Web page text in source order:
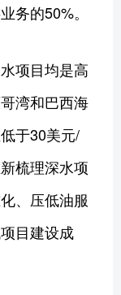
务的50%。
项目均是高
湾和巴西海
于30美元/
梳理深水项
、压低油服
目建设成